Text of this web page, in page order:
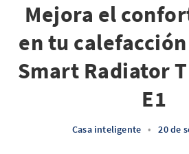
Mejora el
en tu
Smart Radiator
E1
Casa inteligente • 20 de